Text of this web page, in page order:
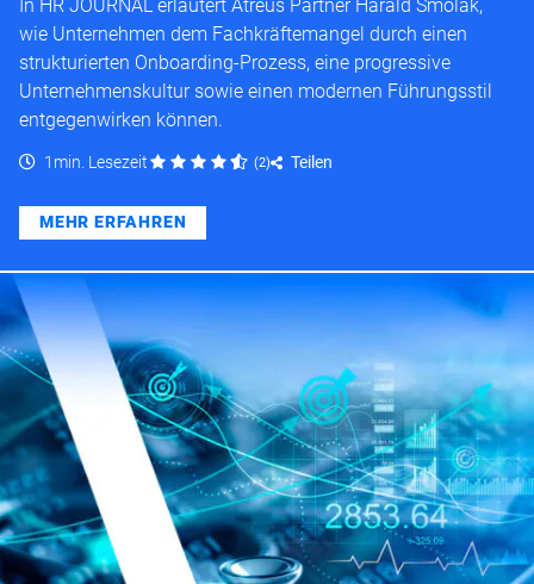
In HR JOURNAL erläutert Atreus Partner Harald Smolak,
wie Unternehmen dem Fachkräftemangel durch einen
strukturierten Onboarding-Prozess, eine progressive
Unternehmenskultur sowie einen modernen Führungsstil
entgegenwirken können.
1min. Lesezeit (2) Teilen
MEHR ERFAHREN